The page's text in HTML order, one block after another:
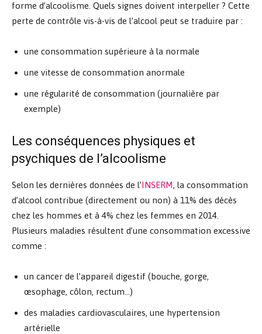
forme d’alcoolisme. Quels signes doivent interpeller ? Cette
perte de contrôle vis-à-vis de l’alcool peut se traduire par :
une consommation supérieure à la normale
une vitesse de consommation anormale
une régularité de consommation (journalière par
exemple)
Les conséquences physiques et
psychiques de l’alcoolisme
Selon les dernières données de l’INSERM, la consommation
d’alcool contribue (directement ou non) à 11% des décès
chez les hommes et à 4% chez les femmes en 2014.
Plusieurs maladies résultent d’une consommation excessive
comme :
un cancer de l’appareil digestif (bouche, gorge,
œsophage, côlon, rectum…)
des maladies cardiovasculaires, une hypertension
artérielle